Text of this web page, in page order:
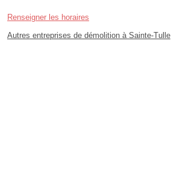
Renseigner les horaires
Autres entreprises de démolition à Sainte-Tulle